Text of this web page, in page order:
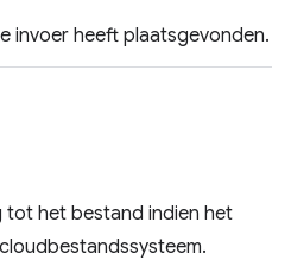
invoer heeft plaatsgevonden.
tot het bestand indien het